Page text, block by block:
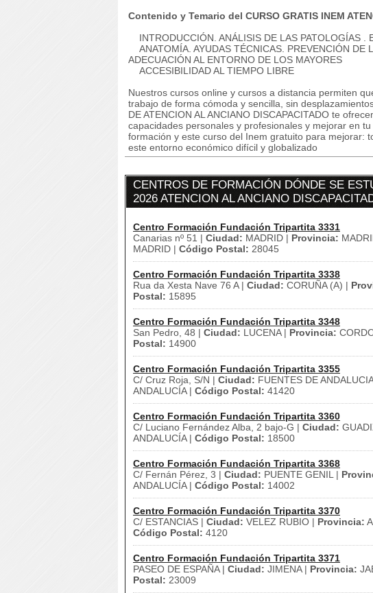
Contenido y Temario del CURSO GRATIS INEM
INTRODUCCIÓN. ANÁLISIS DE LAS PATOLOGÍAS .
ANATOMÍA. AYUDAS TÉCNICAS. PREVENCIÓN DE
ADECUACIÓN AL ENTORNO DE LOS MAYORES
ACCESIBILIDAD AL TIEMPO LIBRE
Nuestros cursos online y cursos a distancia permiten
trabajo de forma cómoda y sencilla, sin
DE ATENCION AL ANCIANO DISCAPACITADO te
capacidades personales y profesionales y mejorar en
formación y este curso del Inem gratuito para mejorar:
este entorno económico difícil y globalizado
CENTROS DE FORMACIÓN DÓNDE SE
2026 ATENCION AL ANCIANO
Centro Formación Fundación Tripartita 3331
Canarias nº 51 | Ciudad: MADRID | Provincia:
MADRID | Código Postal: 28045
Centro Formación Fundación Tripartita 3338
Rua da Xesta Nave 76 A | Ciudad: CORUÑA (A) |
Postal: 15895
Centro Formación Fundación Tripartita 3348
San Pedro, 48 | Ciudad: LUCENA | Provincia:
Postal: 14900
Centro Formación Fundación Tripartita 3355
C/ Cruz Roja, S/N | Ciudad: FUENTES DE
ANDALUCÍA | Código Postal: 41420
Centro Formación Fundación Tripartita 3360
C/ Luciano Fernández Alba, 2 bajo-G | Ciudad:
ANDALUCÍA | Código Postal: 18500
Centro Formación Fundación Tripartita 3368
C/ Fernán Pérez, 3 | Ciudad: PUENTE GENIL |
ANDALUCÍA | Código Postal: 14002
Centro Formación Fundación Tripartita 3370
C/ ESTANCIAS | Ciudad: VELEZ RUBIO | Provincia:
Código Postal: 4120
Centro Formación Fundación Tripartita 3371
PASEO DE ESPAÑA | Ciudad: JIMENA | Provincia:
Postal: 23009